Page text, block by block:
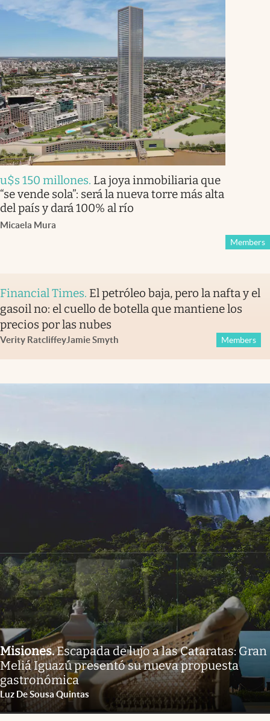
u$s 150 millones. La joya inmobiliaria que
“se vende sola”: será la nueva torre más alta
del país y dará 100% al río
Micaela Mura
Members
Financial Times. El petróleo baja, pero la nafta y el
gasoil no: el cuello de botella que mantiene los
precios por las nubes
Verity RatcliffeyJamie Smyth Members
Misiones.Escapada de lujo a las Cataratas: Gran
Meliá Iguazú presentó su nueva propuesta
gastronómica
Luz De Sousa Quintas